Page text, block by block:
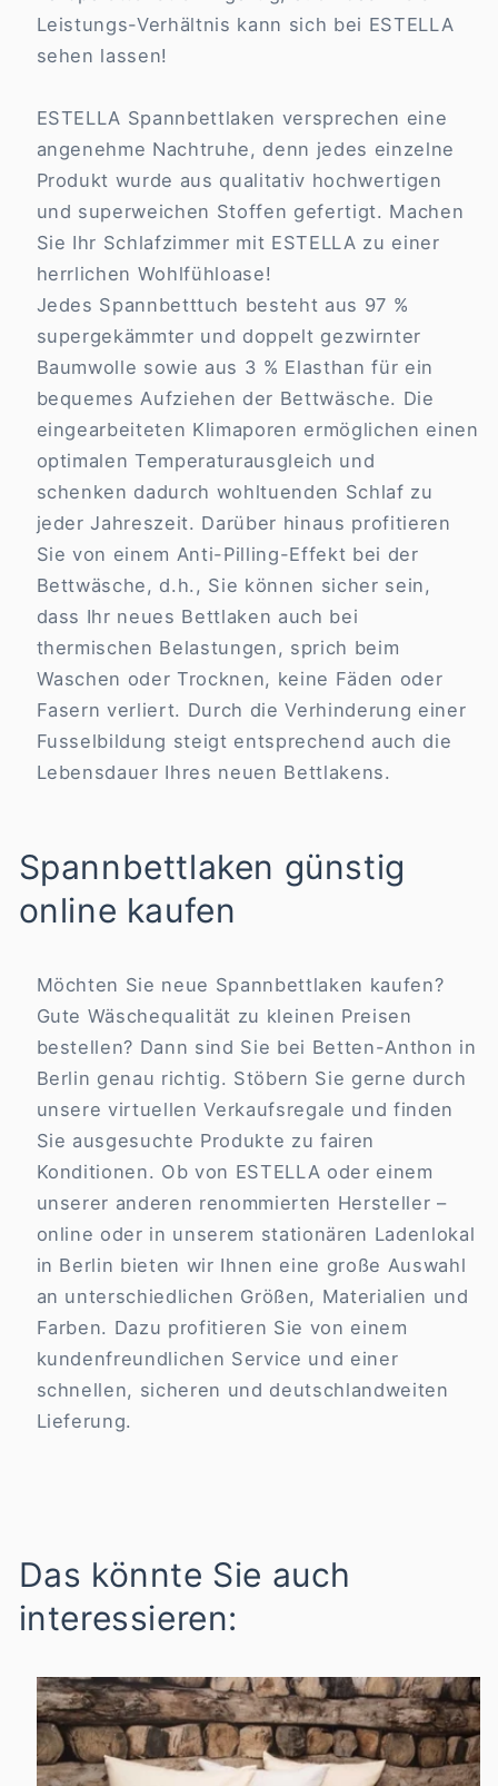
Leistungs-Verhältnis kann sich bei ESTELLA
sehen lassen!
ESTELLA Spannbettlaken versprechen eine
angenehme Nachtruhe, denn jedes einzelne
Produkt wurde aus qualitativ hochwertigen
und superweichen Stoffen gefertigt. Machen
Sie Ihr Schlafzimmer mit ESTELLA zu einer
herrlichen Wohlfühloase!
Jedes Spannbetttuch besteht aus 97 %
supergekämmter und doppelt gezwirnter
Baumwolle sowie aus 3 % Elasthan für ein
bequemes Aufziehen der Bettwäsche. Die
eingearbeiteten Klimaporen ermöglichen einen
optimalen Temperaturausgleich und
schenken dadurch wohltuenden Schlaf zu
jeder Jahreszeit. Darüber hinaus profitieren
Sie von einem Anti-Pilling-Effekt bei der
Bettwäsche, d.h., Sie können sicher sein,
dass Ihr neues Bettlaken auch bei
thermischen Belastungen, sprich beim
Waschen oder Trocknen, keine Fäden oder
Fasern verliert. Durch die Verhinderung einer
Fusselbildung steigt entsprechend auch die
Lebensdauer Ihres neuen Bettlakens.
Spannbettlaken günstig
online kaufen
Möchten Sie neue Spannbettlaken kaufen?
Gute Wäschequalität zu kleinen Preisen
bestellen? Dann sind Sie bei Betten-Anthon in
Berlin genau richtig. Stöbern Sie gerne durch
unsere virtuellen Verkaufsregale und finden
Sie ausgesuchte Produkte zu fairen
Konditionen. Ob von ESTELLA oder einem
unserer anderen renommierten Hersteller –
online oder in unserem stationären Ladenlokal
in Berlin bieten wir Ihnen eine große Auswahl
an unterschiedlichen Größen, Materialien und
Farben. Dazu profitieren Sie von einem
kundenfreundlichen Service und einer
schnellen, sicheren und deutschlandweiten
Lieferung.
Das könnte Sie auch
interessieren: